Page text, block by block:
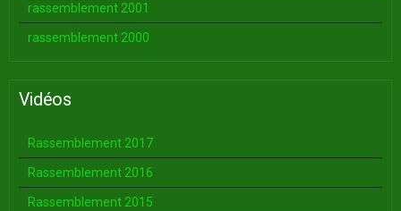
rassemblement 2001
rassemblement 2000
Vidéos
Rassemblement 2017
Rassemblement 2016
Rassemblement 2015